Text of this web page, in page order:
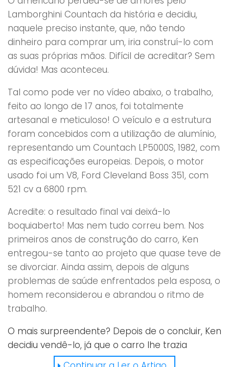
Lamborghini Countach da história e decidiu,
naquele preciso instante, que, não tendo
dinheiro para comprar um, iria construí-lo com
as suas próprias mãos. Difícil de acreditar? Sem
dúvida! Mas aconteceu.
Tal como pode ver no vídeo abaixo, o trabalho,
feito ao longo de 17 anos, foi totalmente
artesanal e meticuloso! O veículo e a estrutura
foram concebidos com a utilização de alumínio,
representando um Countach LP5000S, 1982, com
as especificações europeias. Depois, o motor
usado foi um V8, Ford Cleveland Boss 351, com
521 cv a 6800 rpm.
Acredite: o resultado final vai deixá-lo
boquiaberto! Mas nem tudo correu bem. Nos
primeiros anos de construção do carro, Ken
entregou-se tanto ao projeto que quase teve de
se divorciar. Ainda assim, depois de alguns
problemas de saúde enfrentados pela esposa, o
homem reconsiderou e abrandou o ritmo de
trabalho.
O mais surpreendente? Depois de o concluir, Ken
decidiu vendê-lo, já que o carro lhe trazia
imensas recordações de infelicidade! Difícil de